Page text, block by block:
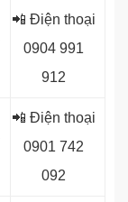
📲 Điện thoại
0904 991
912
📲 Điện thoại
0901 742
092